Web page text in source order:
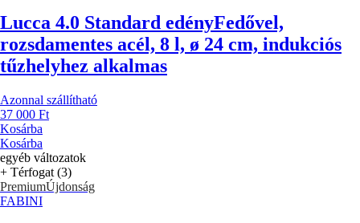
Lucca 4.0 Standard edényFedővel,
rozsdamentes acél, 8 l, ø 24 cm, indukciós
tűzhelyhez alkalmas
Azonnal szállítható
37 000 Ft
Kosárba
Kosárba
egyéb változatok
+ Térfogat (3)
PremiumÚjdonság
FABINI